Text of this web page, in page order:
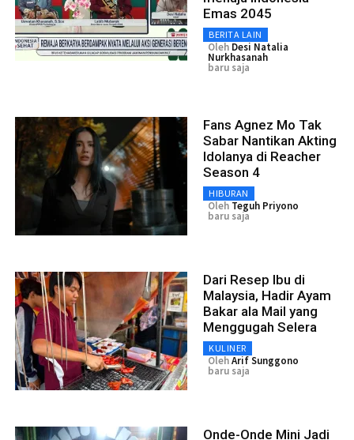
Emas 2045
BERITA LAIN
Oleh Desi Natalia
Nurkhasanah
baru saja
Fans Agnez Mo Tak
Sabar Nantikan Akting
Idolanya di Reacher
Season 4
HIBURAN
Oleh Teguh Priyono
baru saja
Dari Resep Ibu di
Malaysia, Hadir Ayam
Bakar ala Mail yang
Menggugah Selera
KULINER
OlehArif Sunggono
baru saja
Onde-Onde Mini Jadi